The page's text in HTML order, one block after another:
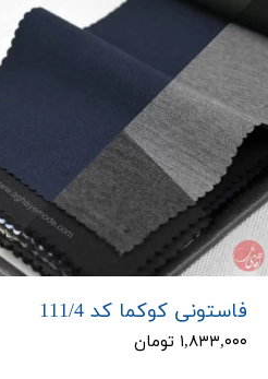
فاستونی کوکما کد 111/4
۱,۸۳۳,۰۰۰ تومان